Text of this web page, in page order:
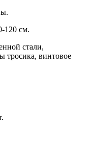
120 см.
стали,
тросика, винтовое